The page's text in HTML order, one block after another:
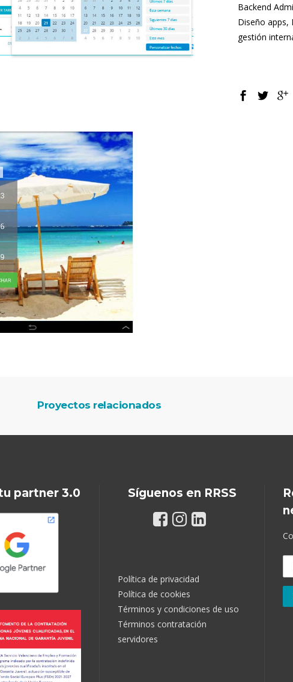
Backend
Diseño apps,
gestión
Proyectos relacionados
partner 3.0 Síguenos en RRSS
Política de privacidad
Política de cookies
Términos y condiciones de uso
Términos contratación
servidores